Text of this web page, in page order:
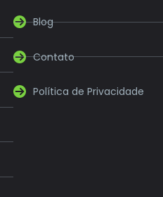
Blog
Contato
Política de Privacidade